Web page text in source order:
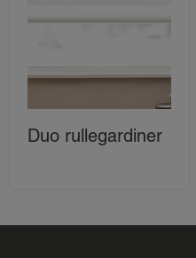
Duo rullegardiner